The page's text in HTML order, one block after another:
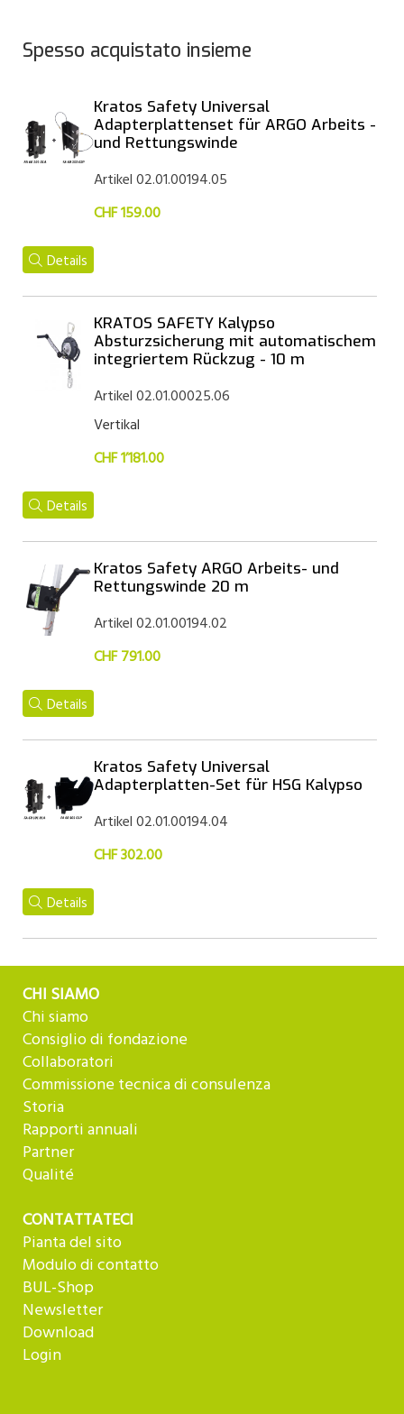
Spesso acquistato insieme
Kratos Safety Universal
Adapterplattenset für ARGO Arbeits -
und Rettungswinde
Artikel 02.01.00194.05
CHF 159.00
Details
KRATOS SAFETY Kalypso
Absturzsicherung mit automatischem
integriertem Rückzug - 10 m
Artikel 02.01.00025.06
Vertikal
CHF 1’181.00
Details
Kratos Safety ARGO Arbeits- und
Rettungswinde 20 m
Artikel 02.01.00194.02
CHF 791.00
Details
Kratos Safety Universal
Adapterplatten-Set für HSG Kalypso
Artikel 02.01.00194.04
CHF 302.00
Details
CHI SIAMO
Chi siamo
Consiglio di fondazione
Collaboratori
Commissione tecnica di consulenza
Storia
Rapporti annuali
Partner
Qualité
CONTATTATECI
Pianta del sito
Modulo di contatto
BUL-Shop
Newsletter
Download
Login